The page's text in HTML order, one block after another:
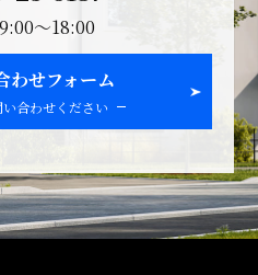
9:00～18:00
わせフォーム
合わせください